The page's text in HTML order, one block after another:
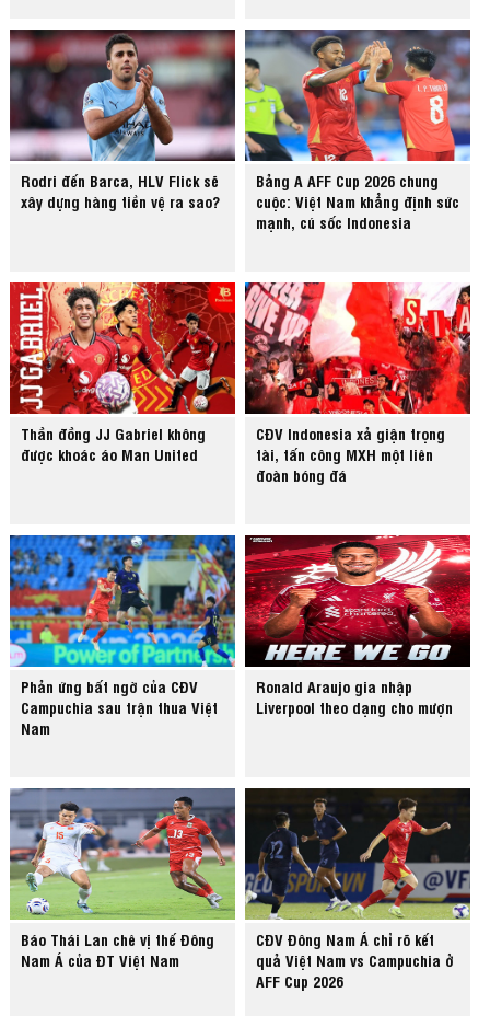
Rodri đến Barca, HLV Flick sẽ
xây dựng hàng tiền vệ ra sao?
Bảng A AFF Cup 2026 chung
cuộc: Việt Nam khẳng định sức
mạnh, cú sốc Indonesia
Thần đồng JJ Gabriel không
được khoác áo Man United
CĐV Indonesia xả giận trọng
tài, tấn công MXH một liên
đoàn bóng đá
Phản ứng bất ngờ của CĐV
Campuchia sau trận thua Việt
Nam
Ronald Araujo gia nhập
Liverpool theo dạng cho mượn
Báo Thái Lan chê vị thế Đông
Nam Á của ĐT Việt Nam
CĐV Đông Nam Á chỉ rõ kết
quả Việt Nam vs Campuchia ở
AFF Cup 2026